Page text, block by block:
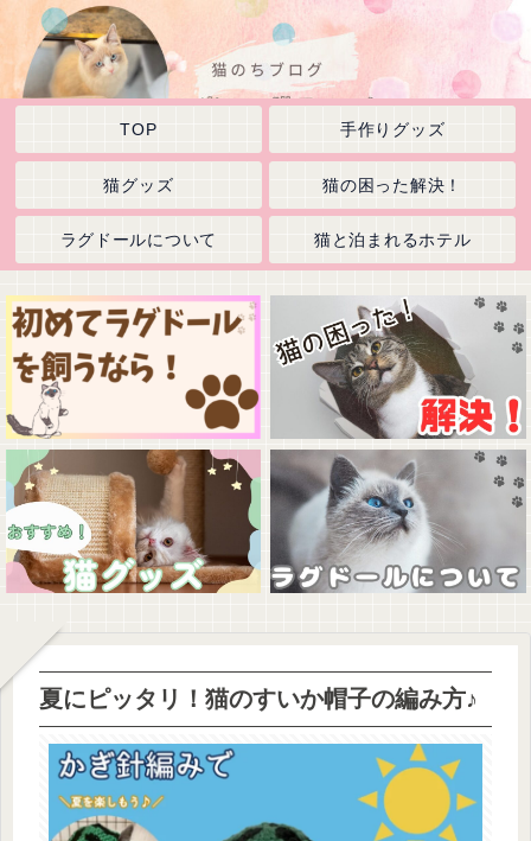
TOP 手作りグッズ
猫グッズ 猫の困った解決！
ラグドールについて 猫と泊まれるホテル
夏にピッタリ！猫のすいか帽子の編み方♪